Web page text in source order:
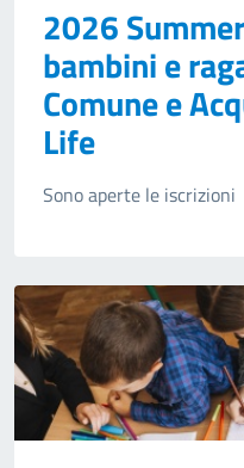
2026
bambini e
Comune e
Life
Sono aperte le iscrizioni